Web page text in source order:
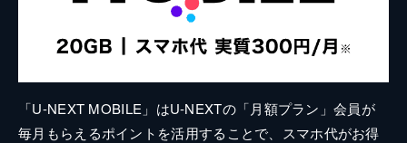
「U-NEXT MOBILE」はU-NEXTの「月額プラン」会員が
毎月もらえるポイントを活用することで、スマホ代がお得